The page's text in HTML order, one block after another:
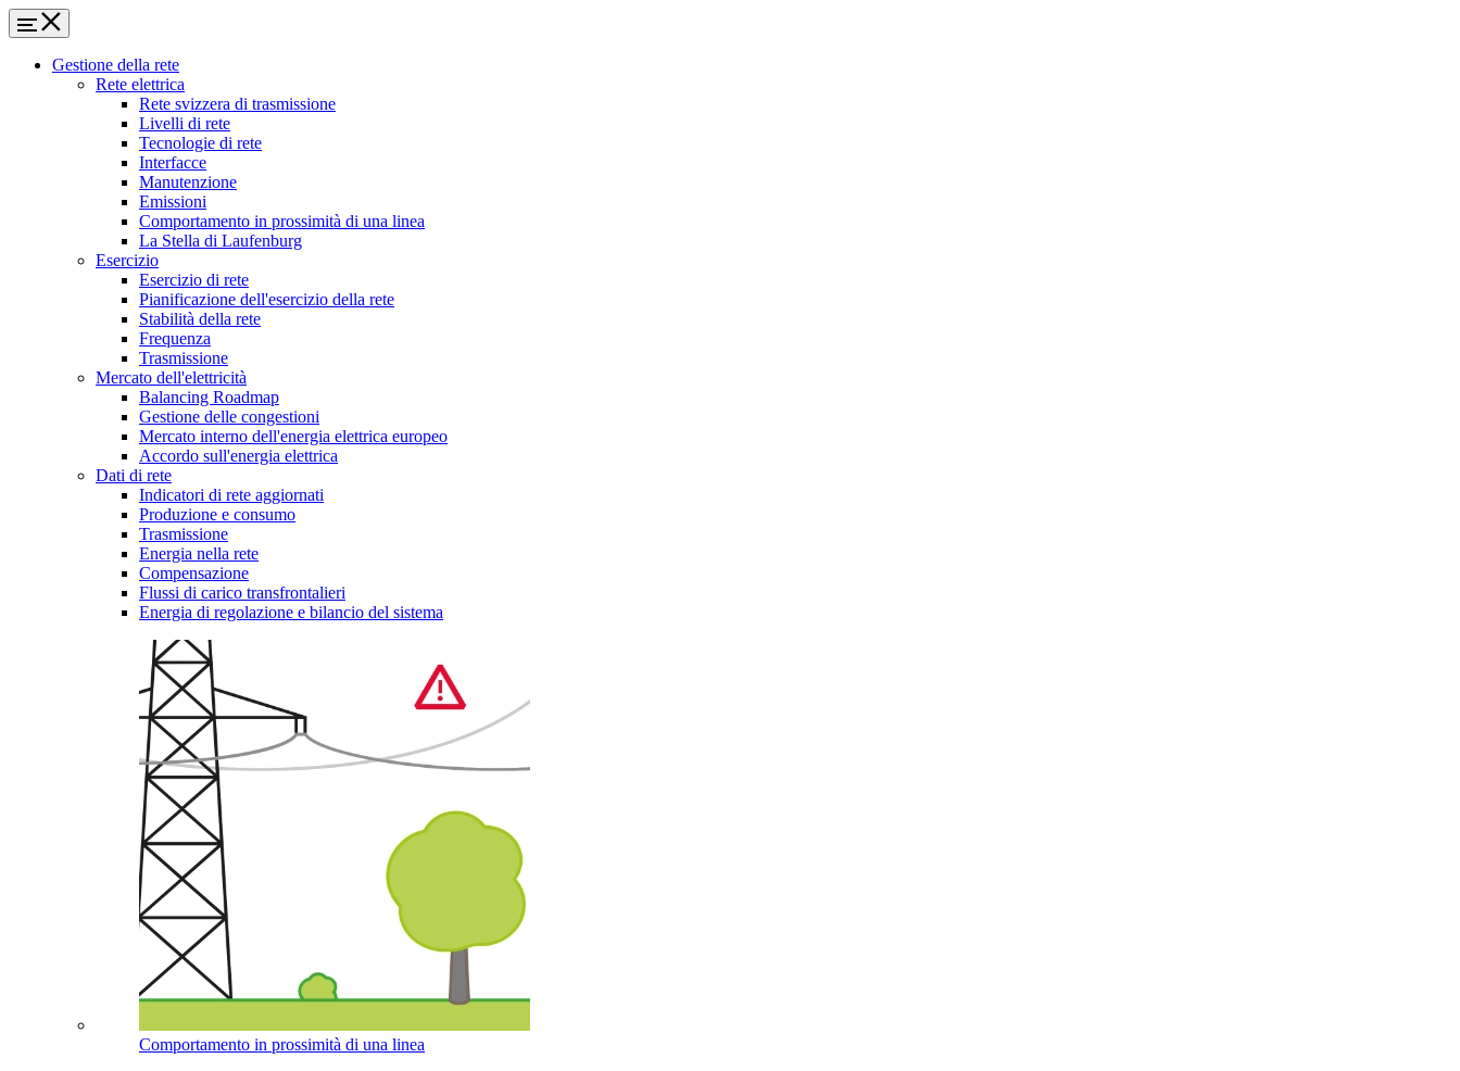
Gestione della rete
Rete elettrica
Rete svizzera di trasmissione
Livelli di rete
Tecnologie di rete
Interfacce
Manutenzione
Emissioni
Comportamento in prossimità di una linea
La Stella di Laufenburg
Esercizio
Esercizio di rete
Pianificazione dell'esercizio della rete
Stabilità della rete
Frequenza
Trasmissione
Mercato dell'elettricità
Balancing Roadmap
Gestione delle congestioni
Mercato interno dell'energia elettrica europeo
Accordo sull'energia elettrica
Dati di rete
Indicatori di rete aggiornati
Produzione e consumo
Trasmissione
Energia nella rete
Compensazione
Flussi di carico transfrontalieri
Energia di regolazione e bilancio del sistema
Comportamento in prossimità di una linea